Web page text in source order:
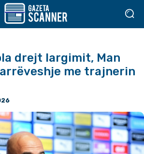
drejt largimit, Man
me trajnerin